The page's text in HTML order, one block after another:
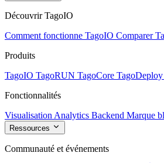
Découvrir TagoIO
Comment fonctionne TagoIO Comparer
Produits
TagoIO TagoRUN TagoCore TagoDeploy
Fonctionnalités
Visualisation Analytics Backend Marque
Ressources
Communauté et événements